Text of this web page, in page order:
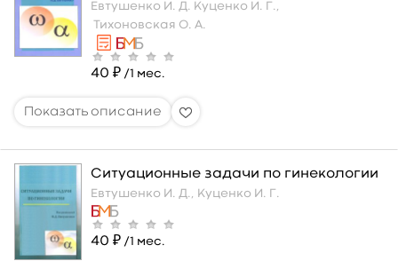
Евтушенко И. Д. Куценко И. Г.,
Тихоновская О. А.
40 ₽ /1 мес.
Ситуационные задачи по гинекологии
Евтушенко И. Д., Куценко И. Г.
40 ₽ /1 мес.